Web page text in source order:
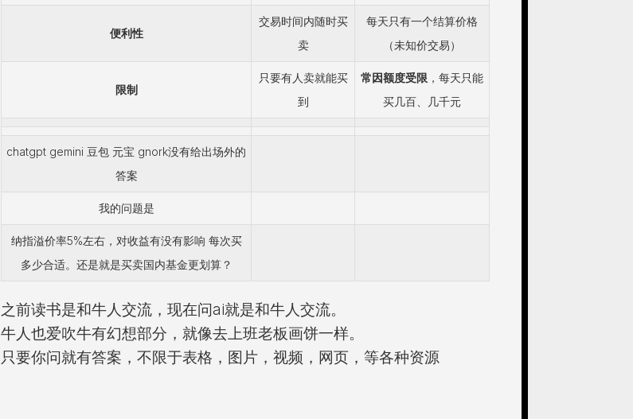
便利性
交易时间内随时买
卖
每天只有一个结算价格
（未知价交易）
限制
只要有人卖就能买
到
常因额度受限 ，每天只能
买几百、几千元
chatgpt gemini 豆包 元宝 gnork没有给出场外的
答案
我的问题是
纳指溢价率5%左右，对收益有没有影响 每次买
多少合适。还是就是买卖国内基金更划算？
之前读书是和牛人交流，现在问ai就是和牛人交流。
牛人也爱吹牛有幻想部分，就像去上班老板画饼一样。
只要你问就有答案，不限于表格，图片，视频，网页，等各种资源